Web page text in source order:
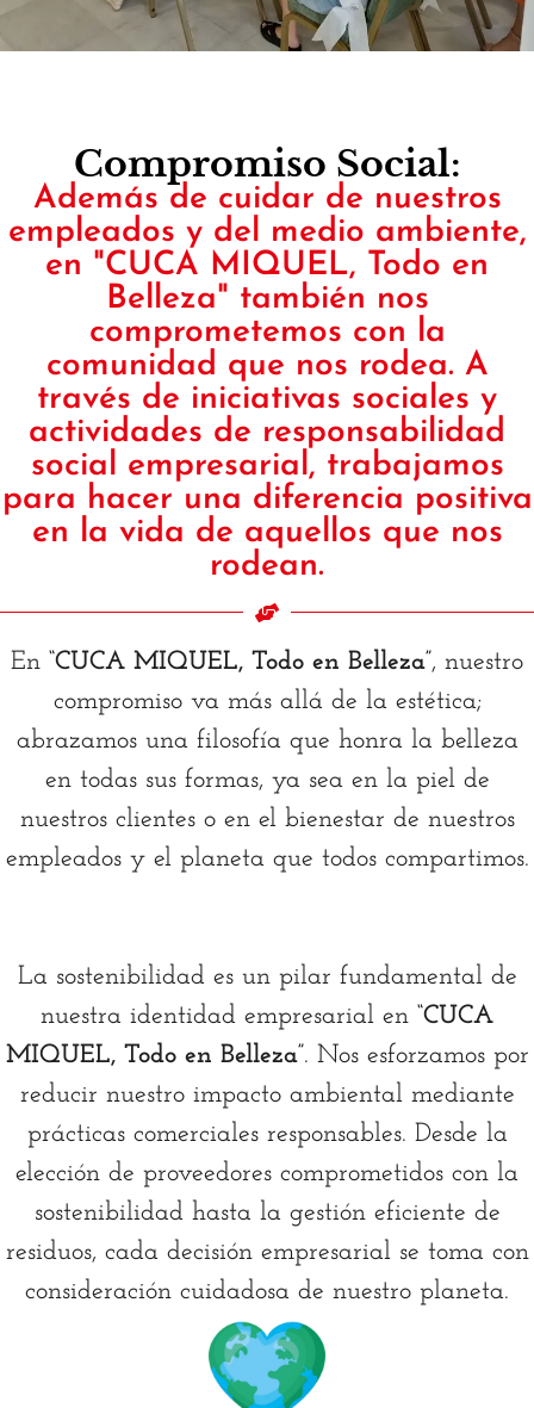
Compromiso Social:
Además de cuidar de nuestros
empleados y del medio ambiente,
en "CUCA MIQUEL, Todo en
Belleza" también nos
comprometemos con la
comunidad que nos rodea. A
través de iniciativas sociales y
actividades de responsabilidad
social empresarial, trabajamos
para hacer una diferencia positiva
en la vida de aquellos que nos
rodean.
En “CUCA MIQUEL, Todo en Belleza”, nuestro
compromiso va más allá de la estética;
abrazamos una filosofía que honra la belleza
en todas sus formas, ya sea en la piel de
nuestros clientes o en el bienestar de nuestros
empleados y el planeta que todos compartimos.
La sostenibilidad es un pilar fundamental de
nuestra identidad empresarial en “CUCA
MIQUEL, Todo en Belleza”. Nos esforzamos por
reducir nuestro impacto ambiental mediante
prácticas comerciales responsables. Desde la
elección de proveedores comprometidos con la
sostenibilidad hasta la gestión eficiente de
residuos, cada decisión empresarial se toma con
consideración cuidadosa de nuestro planeta.